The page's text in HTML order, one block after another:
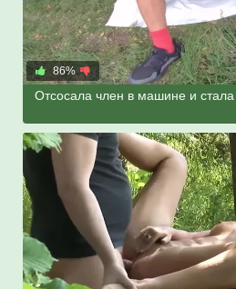
86%
Отсосала член в машине и стала